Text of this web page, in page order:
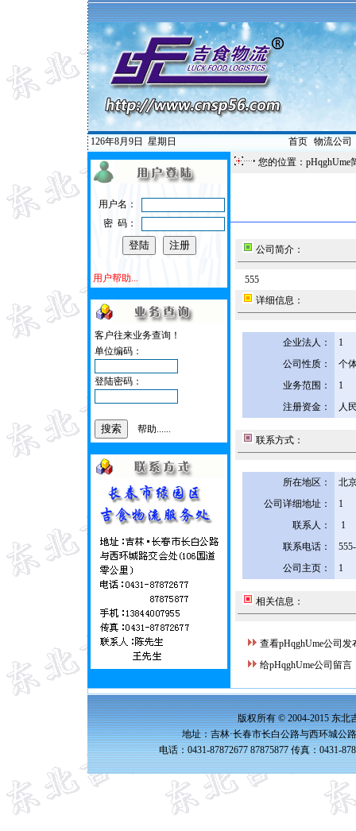
126年8月9日 星期日 首页| 物流公司
用户名：
密 码：
用户帮助...
客户往来业务查询！
单位编码：
登陆密码：
帮助......
您的位置：pHqghUme
公司简介：
555
详细信息：
企业法人：
1
公司性质：
个
业务范围：
1
注册资金：
人
联系方式：
所在地区：
北
公司详细地址：
1
联系人：
1
联系电话：
公司主页：
1
相关信息：
查看pHqghUme公司发
给pHqghUme公司留言
版权所有 © 2004-2015 东北
地址：吉林·长春市长白公路与西环城公
电话：0431-87872677 87875877 传真：0431-